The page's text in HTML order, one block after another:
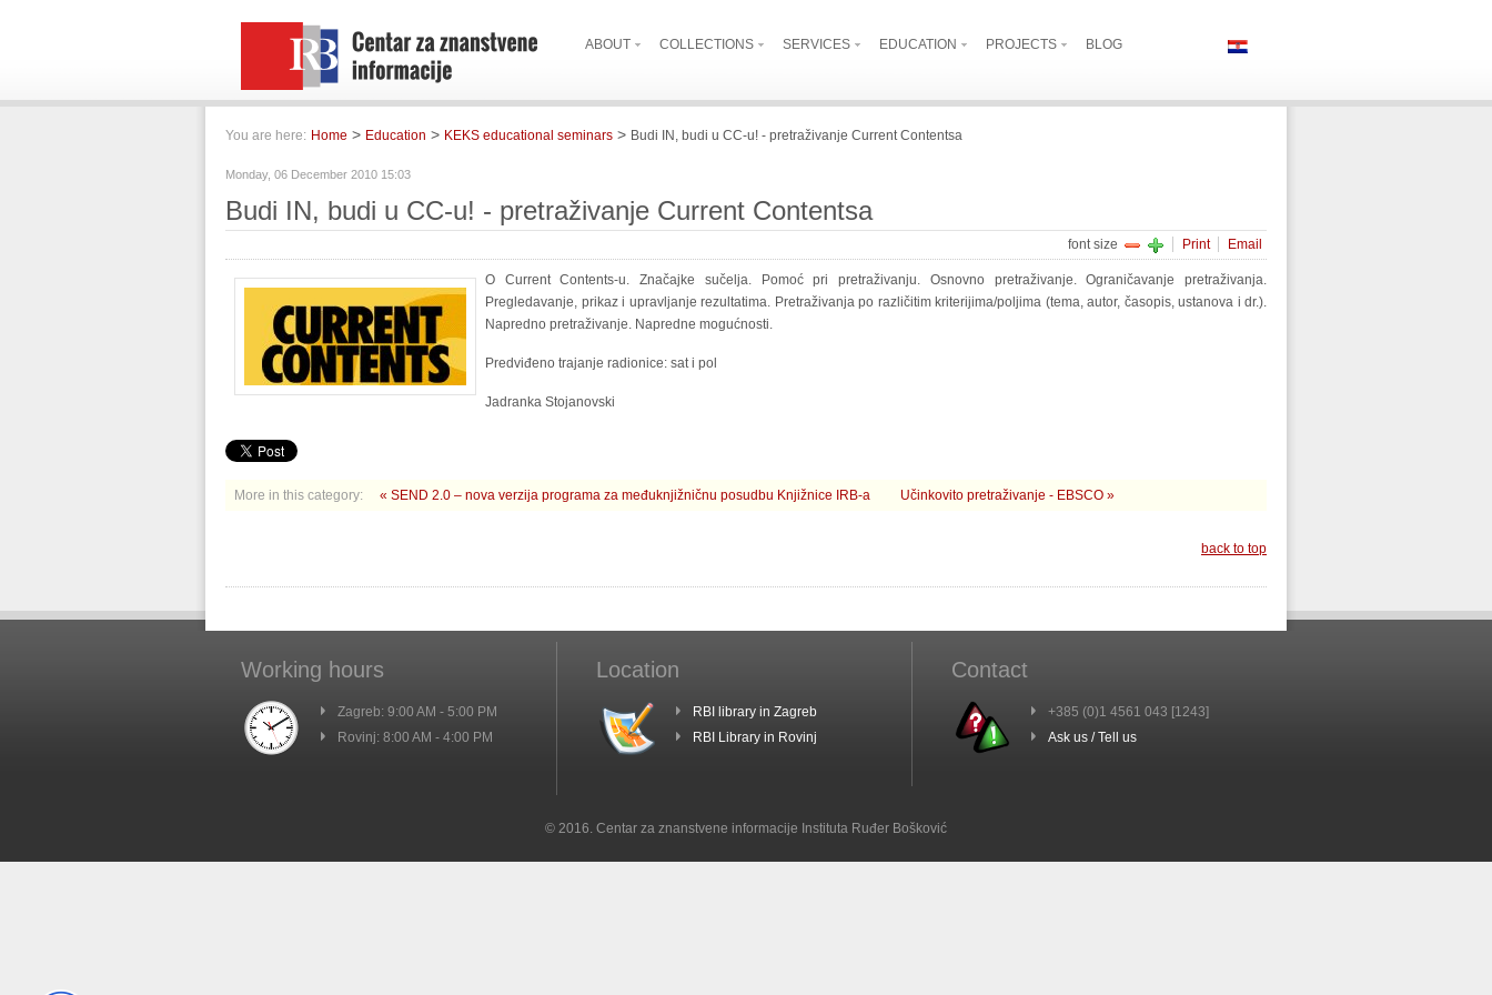
ABOUT COLLECTIONS SERVICES EDUCATION PROJECTS BLOG
You are here: Home > Education > KEKS educational seminars > Budi IN, budi u CC-u! - pretraživanje Current Contentsa
Monday, 06 December 2010 15:03
Budi IN, budi u CC-u! - pretraživanje Current Contentsa
font size Print Email
O Current Contents-u. Značajke sučelja. Pomoć pri pretraživanju. Osnovno pretraživanje. Ograničavanje pretraživanja.
Pregledavanje, prikaz i upravljanje rezultatima. Pretraživanja po različitim kriterijima/poljima (tema, autor, časopis, ustanova i dr.).
Napredno pretraživanje. Napredne mogućnosti.
Predviđeno trajanje radionice: sat i pol
Jadranka Stojanovski
More in this category: « SEND 2.0 – nova verzija programa za međuknjižničnu posudbu Knjižnice IRB-a Učinkovito pretraživanje - EBSCO »
back to top
Working hours
Zagreb: 9:00 AM - 5:00 PM
Rovinj: 8:00 AM - 4:00 PM
Location
RBI library in Zagreb
RBI Library in Rovinj
Contact
+385 (0)1 4561 043 [1243]
Ask us / Tell us
© 2016. Centar za znanstvene informacije Instituta Ruđer Bošković